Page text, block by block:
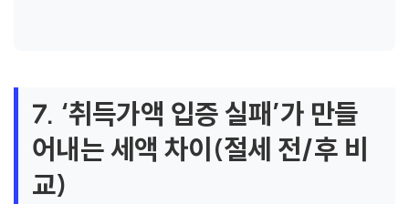
7. ‘취득가액 입증 실패’가 만들
어내는 세액 차이(절세 전/후 비
교)